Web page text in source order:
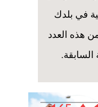
في بلدك
هذه العدد
السابقة.